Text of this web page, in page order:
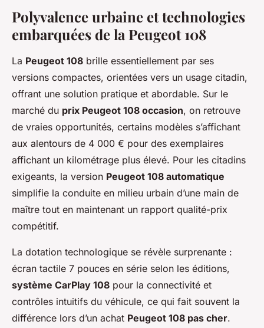
Polyvalence urbaine et technologies
embarquées de la Peugeot 108
La Peugeot 108 brille essentiellement par ses
versions compactes, orientées vers un usage citadin,
offrant une solution pratique et abordable. Sur le
marché du prix Peugeot 108 occasion, on retrouve
de vraies opportunités, certains modèles s’affichant
aux alentours de 4 000 € pour des exemplaires
affichant un kilométrage plus élevé. Pour les citadins
exigeants, la version Peugeot 108 automatique
simplifie la conduite en milieu urbain d’une main de
maître tout en maintenant un rapport qualité-prix
compétitif.
La dotation technologique se révèle surprenante :
écran tactile 7 pouces en série selon les éditions,
système CarPlay 108 pour la connectivité et
contrôles intuitifs du véhicule, ce qui fait souvent la
différence lors d’un achat Peugeot 108 pas cher.